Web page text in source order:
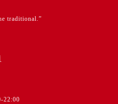
traditional.”
22:00